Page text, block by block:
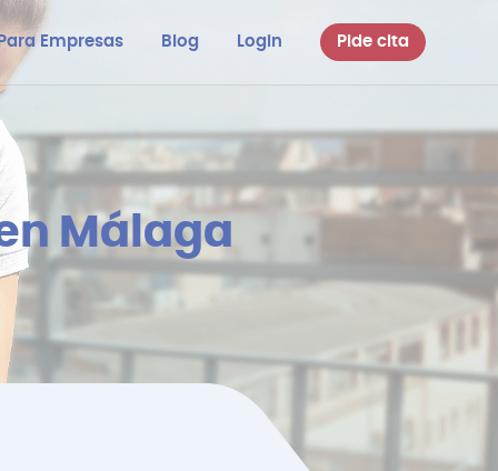
Empresas Blog Login Pide cita
Málaga